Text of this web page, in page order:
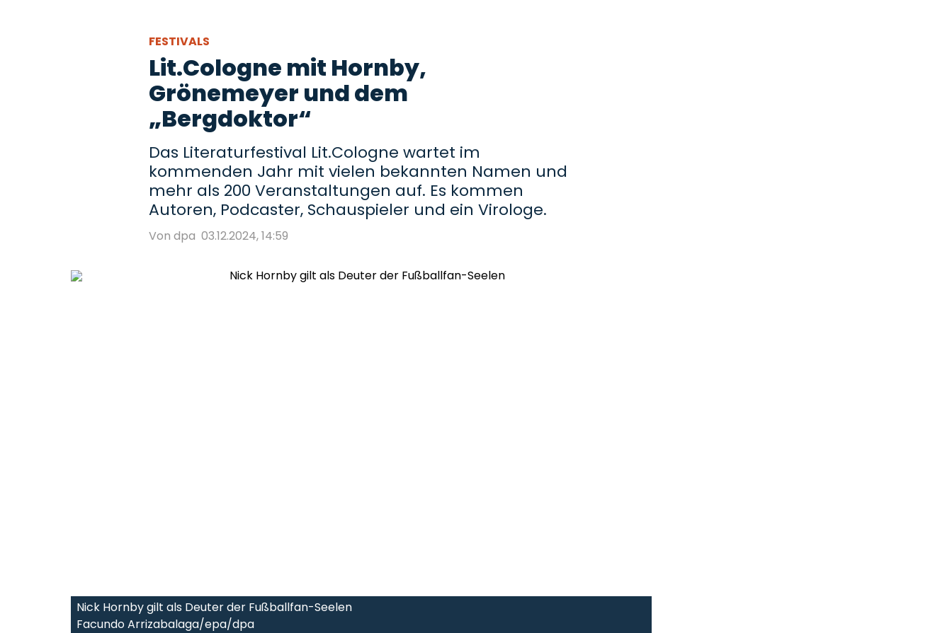
FESTIVALS
Lit.Cologne mit Hornby,
Grönemeyer und dem
„Bergdoktor“
Das Literaturfestival Lit.Cologne wartet im
kommenden Jahr mit vielen bekannten Namen und
mehr als 200 Veranstaltungen auf. Es kommen
Autoren, Podcaster, Schauspieler und ein Virologe.
Von dpa 03.12.2024, 14:59
Nick Hornby gilt als Deuter der Fußballfan-Seelen
Facundo Arrizabalaga/epa/dpa